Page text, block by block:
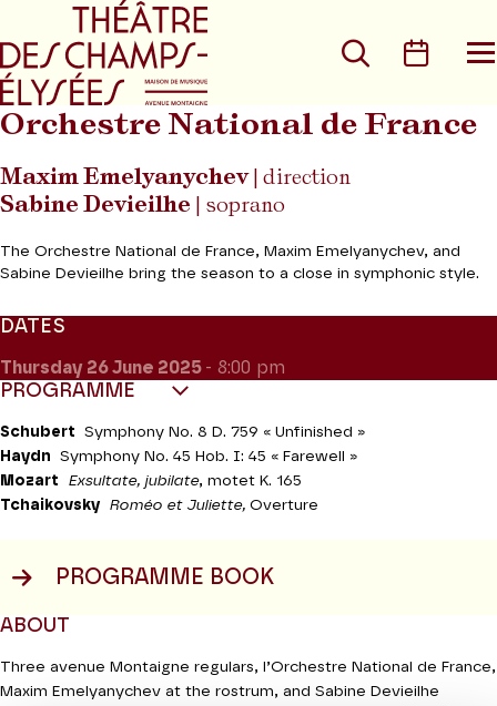
Go to main menu
Search
Orchestre National de France
Maxim Emelyanychev| direction
Sabine Devieilhe | soprano
The Orchestre National de France, Maxim Emelyanychev, and
Sabine Devieilhe bring the season to a close in symphonic style.
DATES
Thursday 26June 2025 - 8:00 pm
PROGRAMME
Schubert Symphony No. 8 D. 759 « Unfinished »
Haydn Symphony No. 45 Hob. I: 45 « Farewell »
Mozart
Exsultate, jubilate, motet K. 165
Tchaikovsky
Roméo et Juliette, Overture
PROGRAMME BOOK
ABOUT
Three avenue Montaigne regulars, l’Orchestre National de France,
Maxim Emelyanychev at the rostrum, and Sabine Devieilhe